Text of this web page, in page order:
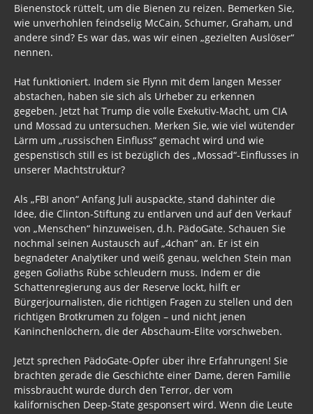
Bienenstock rüttelt, um die Bienen zu reizen. Bemerken Sie,
wie unverhohlen feindselig McCain, Schumer, Graham, und
andere sind? Es war das, was wir einen „gezielten Auslöser“
nennen.
Hat funktioniert. Indem sie Flynn mit dem langen Messer
abstachen, haben sie sich als Urheber zu erkennen
gegeben. Jetzt hat Trump die volle Exekutiv-Macht, um CIA
und Mossad zu untersuchen. Merken Sie, wie viel wütender
Lärm um „russischen Einfluss“ gemacht wird und wie
gespenstisch still es ist bezüglich des „Mossad“-Einflusses in
unserer Machtstruktur?
Als „FBI anon“ Anfang Juli auspackte, stand dahinter die
Idee, die Clinton-Stiftung zu entlarven und auf den Verkauf
von „Menschen“ hinzuweisen, d.h. PädoGate. Schauen Sie
nochmal seinen Austausch auf „4chan“ an. Er ist ein
begnadeter Analytiker und weiß genau, welchen Stein man
gegen Goliaths Rübe schleudern muss. Indem er die
Schattenregierung aus der Reserve lockt, hilft er
Bürgerjournalisten, die richtigen Fragen zu stellen und den
richtigen Brotkrumen zu folgen – und nicht jenen
Kaninchenlöchern, die der Abschaum-Elite vorschweben.
Jetzt sprechen PädoGate-Opfer über ihre Erfahrungen! Sie
brachten gerade die Geschichte einer Dame, deren Familie
missbraucht wurde durch den Terror, der vom
kalifornischen Deep-State gesponsert wird. Wenn die Leute